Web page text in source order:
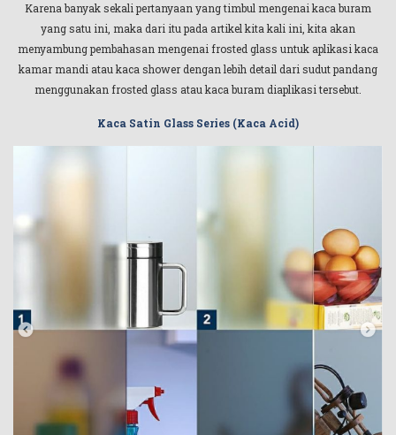
Karena banyak sekali pertanyaan yang timbul mengenai kaca buram
yang satu ini, maka dari itu pada artikel kita kali ini, kita akan
menyambung pembahasan mengenai frosted glass untuk aplikasi kaca
kamar mandi atau kaca shower dengan lebih detail dari sudut pandang
menggunakan frosted glass atau kaca buram diaplikasi tersebut.
Kaca Satin Glass Series (Kaca Acid)